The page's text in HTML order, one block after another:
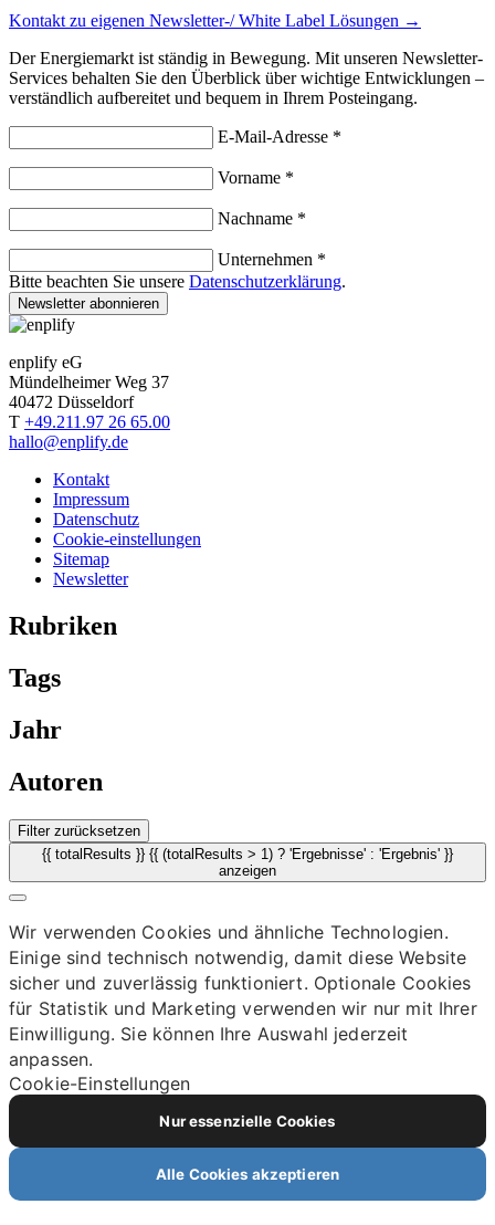
Kontakt zu eigenen Newsletter-/ White Label Lösungen →
Der Energiemarkt ist ständig in Bewegung. Mit unseren Newsletter-
Services behalten Sie den Überblick über wichtige Entwicklungen –
verständlich aufbereitet und bequem in Ihrem Posteingang.
E-Mail-Adresse *
Vorname *
Nachname *
Unternehmen *
Bitte beachten Sie unsere Datenschutzerklärung.
Newsletter abonnieren
enplify eG
Mündelheimer Weg 37
40472 Düsseldorf
T +49.211.97 26 65.00
hallo@enplify.de
Kontakt
Impressum
Datenschutz
Cookie-einstellungen
Sitemap
Newsletter
Rubriken
Tags
Jahr
Autoren
Filter zurücksetzen
{{ totalResults }} {{ (totalResults > 1) ? 'Ergebnisse' : 'Ergebnis' }}
anzeigen
Wir verwenden Cookies und ähnliche Technologien.
Einige sind technisch notwendig, damit diese Website
sicher und zuverlässig funktioniert. Optionale Cookies
für Statistik und Marketing verwenden wir nur mit Ihrer
Einwilligung. Sie können Ihre Auswahl jederzeit
anpassen.
Cookie-Einstellungen
Nur essenzielle Cookies
Alle Cookies akzeptieren